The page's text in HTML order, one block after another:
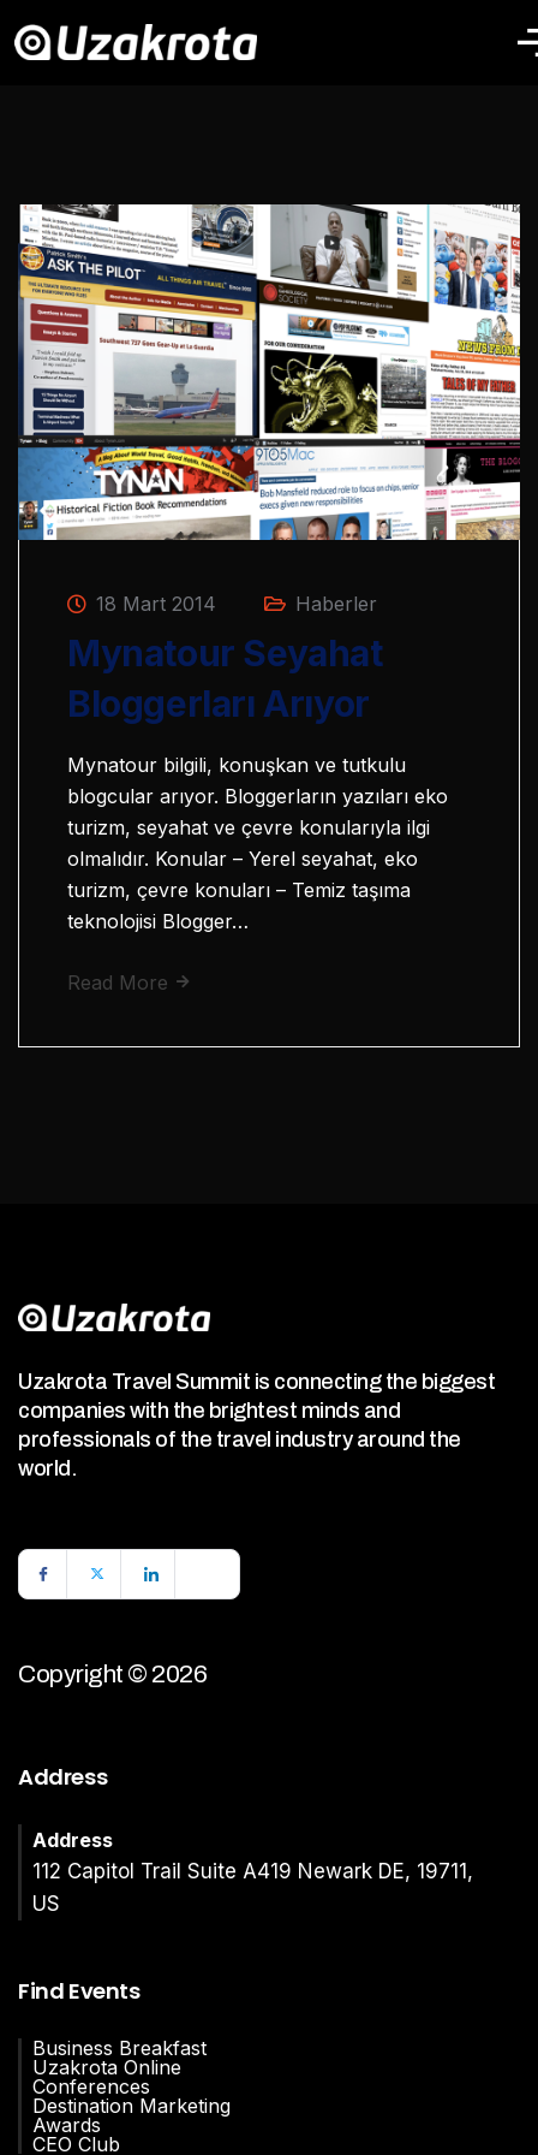
18 Mart 2014 Haberler
Mynatour Seyahat
Bloggerları Arıyor
Mynatour bilgili, konuşkan ve tutkulu
blogcular arıyor. Bloggerların yazıları eko
turizm, seyahat ve çevre konularıyla ilgi
olmalıdır. Konular – Yerel seyahat, eko
turizm, çevre konuları – Temiz taşıma
teknolojisi Blogger…
Read More
Uzakrota Travel Summit is connecting the biggest
companies with the brightest minds and
professionals of the travel industry around the
world.
Copyright © 2026
Address
Address
112 Capitol Trail Suite A419 Newark DE, 19711,
US
Find Events
Business Breakfast
Uzakrota Online
Conferences
Destination Marketing
Awards
CEO Club